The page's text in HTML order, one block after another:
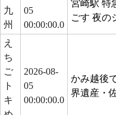
九
州
05
00:00:00.0
宮崎駅 特
ごす 夜の
え
ち
ご
ト
キ
2026-08-
05
00:00:00.0
かみ越後
界遺産・